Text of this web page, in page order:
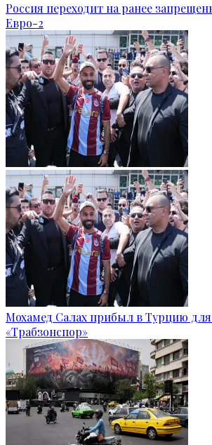
Россия переходит на ранее
Евро-2
Мохамед Салах прибыл в Турцию для
«Трабзонспор»